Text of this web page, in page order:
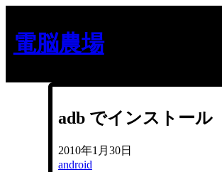
を
ス
ッ
電脳農場
adb でインストール
2010年1月30日
android